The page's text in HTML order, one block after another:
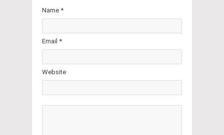
Name *
Email *
Website